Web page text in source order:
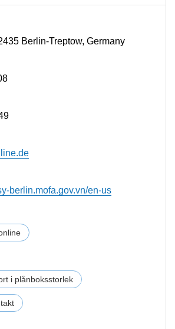
Berlin-Treptow​, Germany
berlin.mofa.gov.vn/en-us
i plånboksstorlek